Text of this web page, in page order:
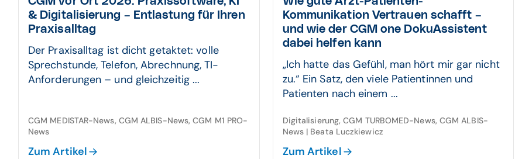
& Digitalisierung – Entlastung für Ihren
Praxisalltag
Der Praxisalltag ist dicht getaktet: volle
Sprechstunde, Telefon, Abrechnung, TI-
Anforderungen – und gleichzeitig ...
CGM MEDISTAR-News, CGM ALBIS-News, CGM M1 PRO-
News
Zum Artikel
Kommunikation Vertrauen schafft –
und wie der CGM one DokuAssistent
dabei helfen kann
„Ich hatte das Gefühl, man hört mir gar nicht
zu.“ Ein Satz, den viele Patientinnen und
Patienten nach einem ...
Digitalisierung, CGM TURBOMED-News, CGM ALBIS-
News | Beata Luczkiewicz
Zum Artikel